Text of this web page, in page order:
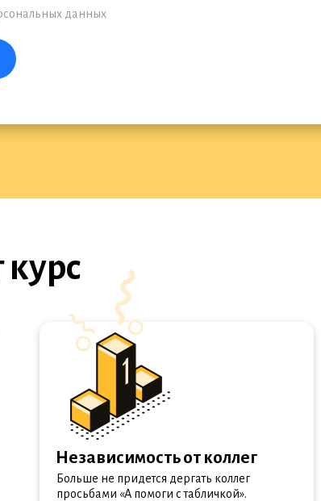
данных
Независимость от коллег
курс
Больше не придется дергать коллег
просьбами «А помоги с табличкой».